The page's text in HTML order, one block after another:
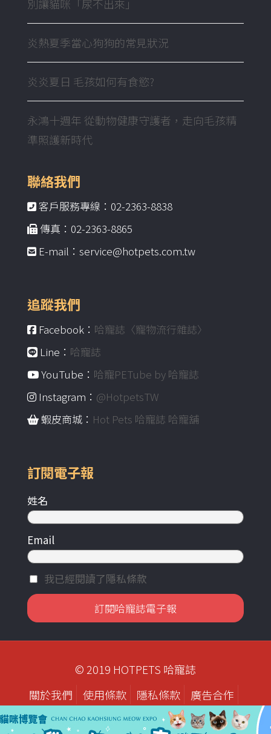
別讓貓咪「尿不出來」
炎熱夏季當心狗狗的常見狀況
炎炎夏日 毛孩如何有食慾?
永鴻十週年 從動物健康守護者，走向毛孩精
準照護新時代
聯絡我們
客戶服務專線：02-2363-8838
傳真：02-2363-8865
E-mail：service@hotpets.com.tw
追蹤我們
Facebook： 哈寵誌〈寵物流行雜誌〉
Line： 哈寵誌
YouTube： 哈寵PETube by 哈寵誌
Instagram： @HotpetsTW
蝦皮商城： Hot Pets 哈寵誌 哈寵舖
訂閱電子報
姓名
Email
我已經閱讀了隱私條款
© 2019 HOTPETS 哈寵誌
關於我們
使用條款 隱私條款
廣告合作
歷年刊物